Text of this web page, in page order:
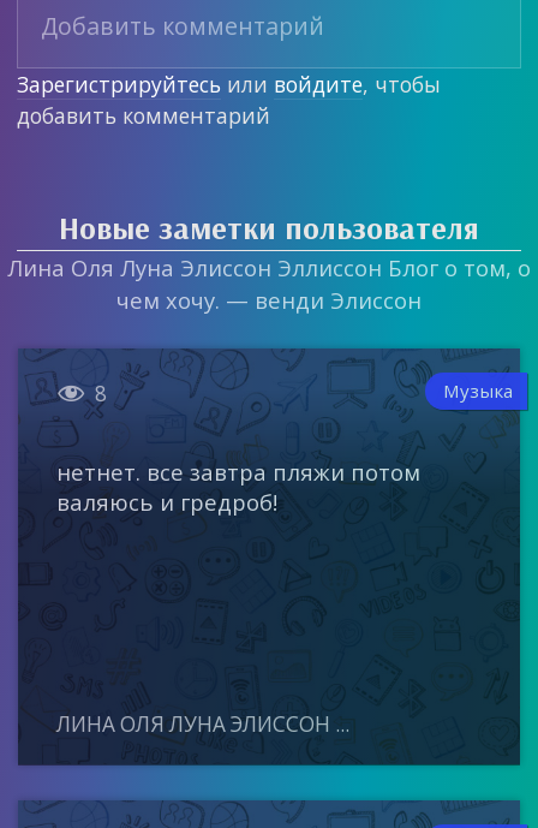
Зарегистрируйтесь или войдите, чтобы
добавить комментарий
Новые заметки пользователя
Лина Оля Луна Элиссон Эллиссон Блог о том, о
чем хочу. — венди Элиссон
 8 Музыка
нетнет. все завтра пляжи потом
валяюсь и гредроб!
ЛИНА ОЛЯ ЛУНА ЭЛИССОН ...